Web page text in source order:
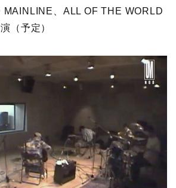
、ALL OF THE WORLD
（予定）